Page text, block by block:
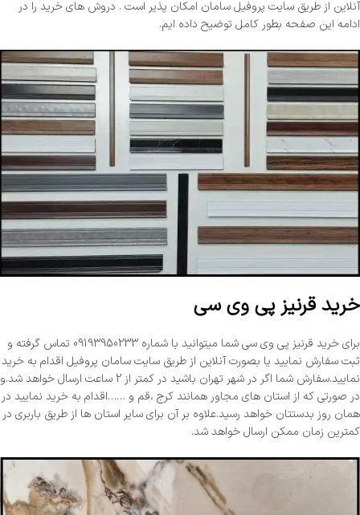
آنلاین از طریق سایت پروفیل سامان امکان پذیر است . دروش های خرید را در
ادامه این صفحه بطور کامل توضیح داده ایم.
خرید قرنیز پی وی سی
برای خرید قرنیز پی وی سی شما میتوانید با شماره 09193950233 تماس گرفته و
ثبت سفارش نمایید یا بصورت آنلاین از طریق سایت سامان پروفیل اقدام به خرید
نمایید.سفارش شما اگر در شهر تهران باشید در کمتر از 2 ساعت ارسال خواهد شد.و
در صورتی که از استان های مجاور همانند کرج ،قم و ……اقدام به خرید نمایید در
همان روز بدستتان خواهد رسید.علاوه بر آن برای سایر استان ها از طریق باربری در
کمترین زمان ممکن ارسال خواهد شد.